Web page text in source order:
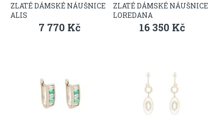
ZLATÉ DÁMSKÉ NÁUŠNICE
ALIS
7 770 Kč
ZLATÉ DÁMSKÉ NÁUŠNICE
LOREDANA
16 350 Kč